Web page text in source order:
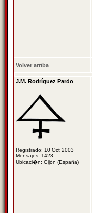
Volver arriba
J.M. Rodríguez Pardo
Registrado: 10 Oct 2003
Mensajes: 1423
Ubicaci�n: Gijón (España)